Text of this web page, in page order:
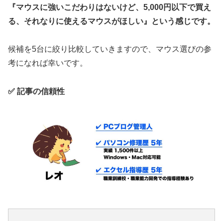
『マウスに強いこだわりはないけど、5,000円以下で買え
る、それなりに使えるマウスがほしい』という感じです。
候補を5台に絞り比較していきますので、マウス選びの参
考になれば幸いです。
✅ 記事の信頼性